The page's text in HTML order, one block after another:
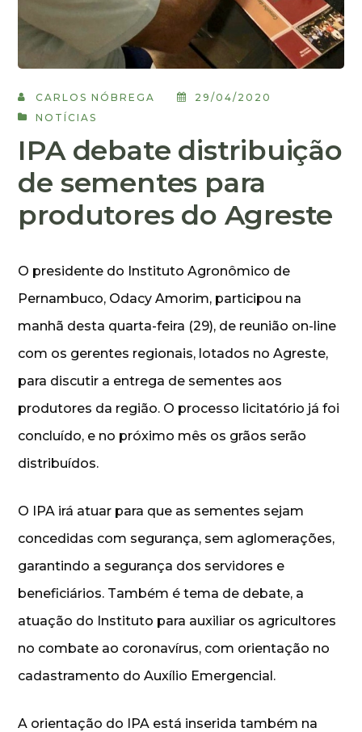
CARLOS NÓBREGA
29/04/2020
NOTÍCIAS
IPA debate distribuição
de sementes para
produtores do Agreste
O presidente do Instituto Agronômico de
Pernambuco, Odacy Amorim, participou na
manhã desta quarta-feira (29), de reunião on-line
com os gerentes regionais, lotados no Agreste,
para discutir a entrega de sementes aos
produtores da região. O processo licitatório já foi
concluído, e no próximo mês os grãos serão
distribuídos.
O IPA irá atuar para que as sementes sejam
concedidas com segurança, sem aglomerações,
garantindo a segurança dos servidores e
beneficiários. Também é tema de debate, a
atuação do Instituto para auxiliar os agricultores
no combate ao coronavírus, com orientação no
cadastramento do Auxílio Emergencial.
A orientação do IPA está inserida também na